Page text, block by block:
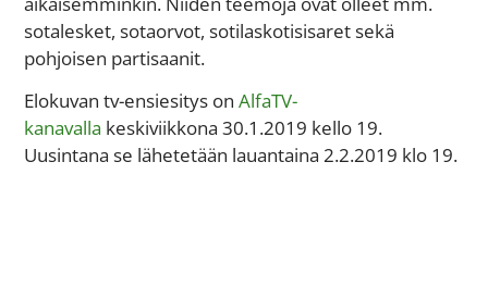
sotalesket, sotaorvot, sotilaskotisisaret sekä
pohjoisen partisaanit.
Elokuvan tv-ensiesitys onAlfaTV-
kanavalla keskiviikkona 30.1.2019 kello 19.
Uusintana se lähetetään lauantaina 2.2.2019 klo 19.